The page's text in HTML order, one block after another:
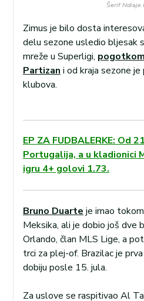
Šerif Ndiaje
Zimus je bilo dosta
delu sezone usledio bljesak
mreže u Superligi,
Partizan i od kraja sezone
klubova.
EP ZA FUDBALERKE: Od
Portugalija, a u kladionici
igru 4+ golovi 1.73.
Bruno Duarte je imao
Meksika, ali je dobio još dve
Orlando, član MLS Lige, a
trci za plej-of. Brazilac je
dobiju posle 15. jula.
Za uslove se raspitivao Al